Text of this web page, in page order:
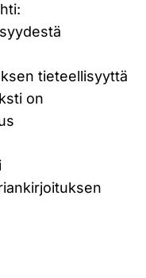
tieteellisyyttä
on